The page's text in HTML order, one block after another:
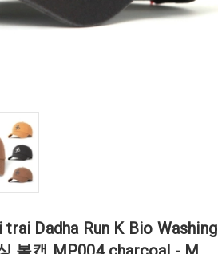
Dadha Run K Bio Washing